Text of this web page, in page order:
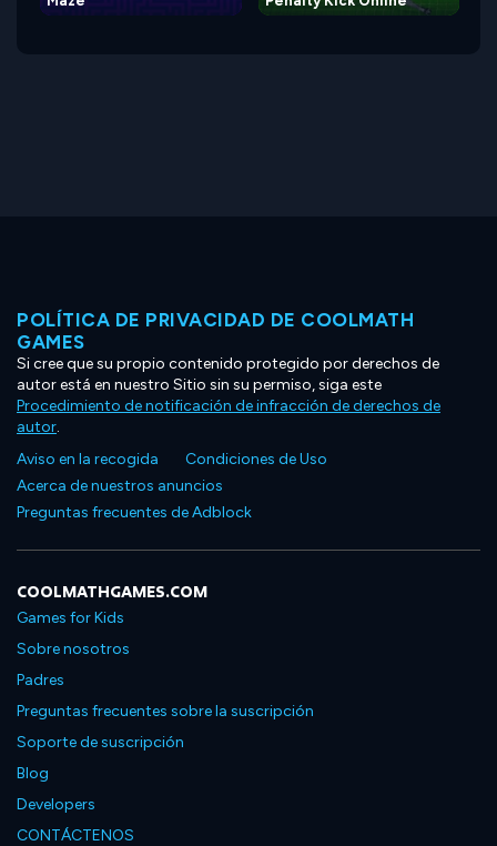
POLÍTICA DE PRIVACIDAD DE COOLMATH
GAMES
Si cree que su propio contenido protegido por derechos de
autor está en nuestro Sitio sin su permiso, siga este
Procedimiento de notificación de infracción de derechos de
autor.
Aviso en la recogida
Condiciones de Uso
Acerca de nuestros anuncios
Preguntas frecuentes de Adblock
COOLMATHGAMES.COM
Games for Kids
Sobre nosotros
Padres
Preguntas frecuentes sobre la suscripción
Soporte de suscripción
Blog
Developers
CONTÁCTENOS